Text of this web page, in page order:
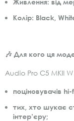
Живлення: від
Колір: Black,
🎶 Для кого ця
Audio Pro C5 MKII
поціновувачів
тих, хто шукає
інтер’єру;